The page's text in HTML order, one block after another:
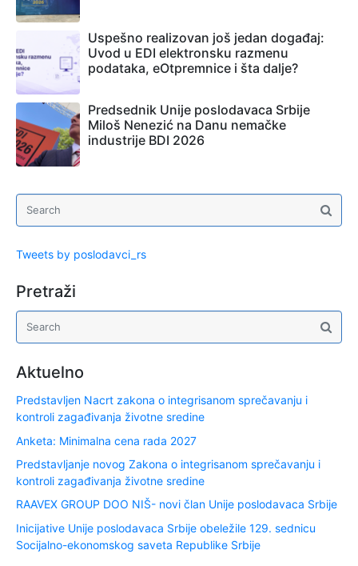
Uspešno realizovan još jedan događaj:
Uvod u EDI elektronsku razmenu
podataka, eOtpremnice i šta dalje?
Predsednik Unije poslodavaca Srbije
Miloš Nenezić na Danu nemačke
industrije BDI 2026
Tweets by poslodavci_rs
Pretraži
Aktuelno
Predstavljen Nacrt zakona o integrisanom sprečavanju i
kontroli zagađivanja životne sredine
Anketa: Minimalna cena rada 2027
Predstavljanje novog Zakona o integrisanom sprečavanju i
kontroli zagađivanja životne sredine
RAAVEX GROUP DOO NIŠ- novi član Unije poslodavaca Srbije
Inicijative Unije poslodavaca Srbije obeležile 129. sednicu
Socijalno-ekonomskog saveta Republike Srbije